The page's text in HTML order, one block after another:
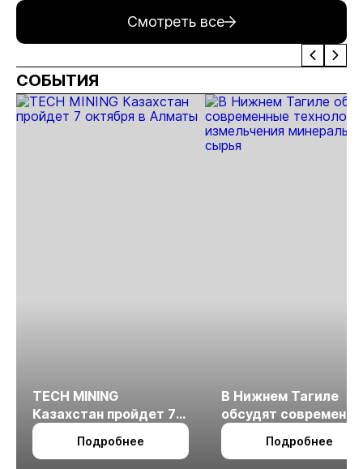
34,8%
производство
золота
производство
золота
«Тардан
Голд»
Смотреть все
СОБЫТИЯ
TECH MINING
Казахстан пройдет 7
октября в Алматы
Подробнее
В Нижнем Тагиле
обсудят
технологии
измельчения
Подробнее